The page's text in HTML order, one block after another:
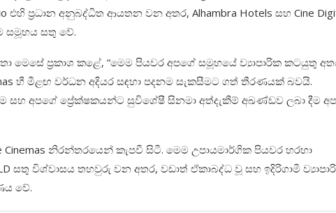
එහි ප්‍රධාන අනුබද්ධිත ආයතන වන අතර, Alhambra Hotels සහ Cine
සමූහය සතු වේ.
ප්‍රකාශ කළේ, “මෙම පියවර අපගේ සමූහයේ ව්‍යාපාරික කටයුතු
හී මීළඟ වර්ධන අදියර සඳහා පදනම සැකසීමට ගත් තීරණයක් බවයි.
අපගේ ප්‍රේක්ෂකයන්ට සුවිශේෂී සිනමා අත්දැකීම් අඛණ්ඩව ලබා දීම
නිරන්තරයෙන් කැපවී සිටී. මෙම උපායමාර්ගික පියවර හරහා
සතු විශ්වාසය තහවුරු වන අතර, වඩාත් ඒකාබද්ධ වූ සහ ඉදිරිගාමී
වේ.